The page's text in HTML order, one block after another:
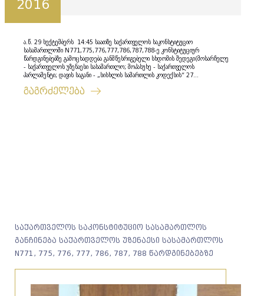
2016
ა.წ. 29 სექტემბერს 14:45 საათზე საქართველოს საკონსტიტუციო
სასამართლოში N771,775,776,777,786,787,788-ე კონსტიტუციურ
წარდგინებებზე გამოცხადდება განმწესრიგებელი სხდომის შედეგი(მოსარჩელე
- საქართველოს უზენაესი სასამართლო; მოპასუხე - საქართველოს
პარლამენტი; დავის საგანი - „სისხლის სამართლის კოდექსის“ 27...
გაგრძელება
საქართველოს საკონსტიტუციო სასამართლოს
განჩინება საქართველოს უზენაესი სასამართლოს
N771, 775, 776, 777, 786, 787, 788 წარდგინებებზე